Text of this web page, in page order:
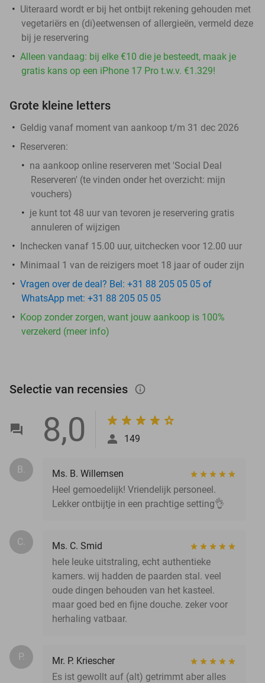
Uiteraard wordt er bij het ontbijt rekening gehouden met
vegetariërs en (di)eetwensen of allergieën, vermeld deze
bij je reservering
Alleen vandaag: bij elke €10 die je besteedt, maak je
gratis kans op een iPhone 17 Pro t.w.v. €1.329!
Grote kleine letters
Geldig vanaf moment van aankoop t/m 31 dec 2026
Reserveren:
na aankoop online reserveren met 'Social Deal
Reserveren' (te vinden onder het overzicht: mijn
vouchers)
je kunt tot 48 uur van tevoren je reservering gratis
annuleren of wijzigen
Inchecken vanaf 15.00 uur, uitchecken voor 12.00 uur
Minimaal 1 van de reizigers moet 18 jaar of ouder zijn
Vragen over de deal? Bel: +31 88 205 05 05 of
WhatsApp met: +31 88 205 05 05
Koop zonder zorgen, want jouw aankoop is 100%
verzekerd (meer info)
Selectie van recensies info_outlined
8,0 149
B.
Ms. B. Willemsen
Heel gemoedelijk! Vriendelijk personeel.
Lekker ontbijtje in een prachtige setting👌
C.
Ms. C. Smid
hele leuke uitstraling, echt authentieke
kamers. wij hadden de paarden stal. veel
oude dingen behouden van het kasteel.
maar goed bed en fijne douche. zeker voor
herhaling vatbaar.
P.
Mr. P. Kriescher
Es ist gewollt auf (alt) getrimmt aber alles